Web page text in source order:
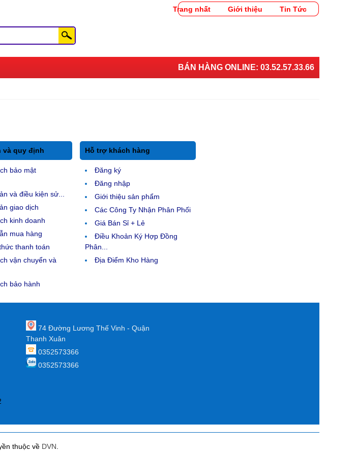
Trang nhất Giới thiệu Tin Tức
BÁN HÀNG ONLINE: 03.52.57.33.66
và quy định
bảo mật
và điều kiện sử...
giao dịch
kinh doanh
mua hàng
thanh toán
vận chuyển và
bảo hành
Hỗ trợ khách hàng
Đăng ký
Đăng nhập
Giới thiệu sản phẩm
Các Công Ty Nhận Phân Phối
Giá Bán Sỉ + Lẻ
Điều Khoản Ký Hợp Đồng
Phân...
Địa Điểm Kho Hàng
74 Đường Lương Thế Vinh - Quận
Thanh Xuân
0352573366
0352573366
thuộc về DVN